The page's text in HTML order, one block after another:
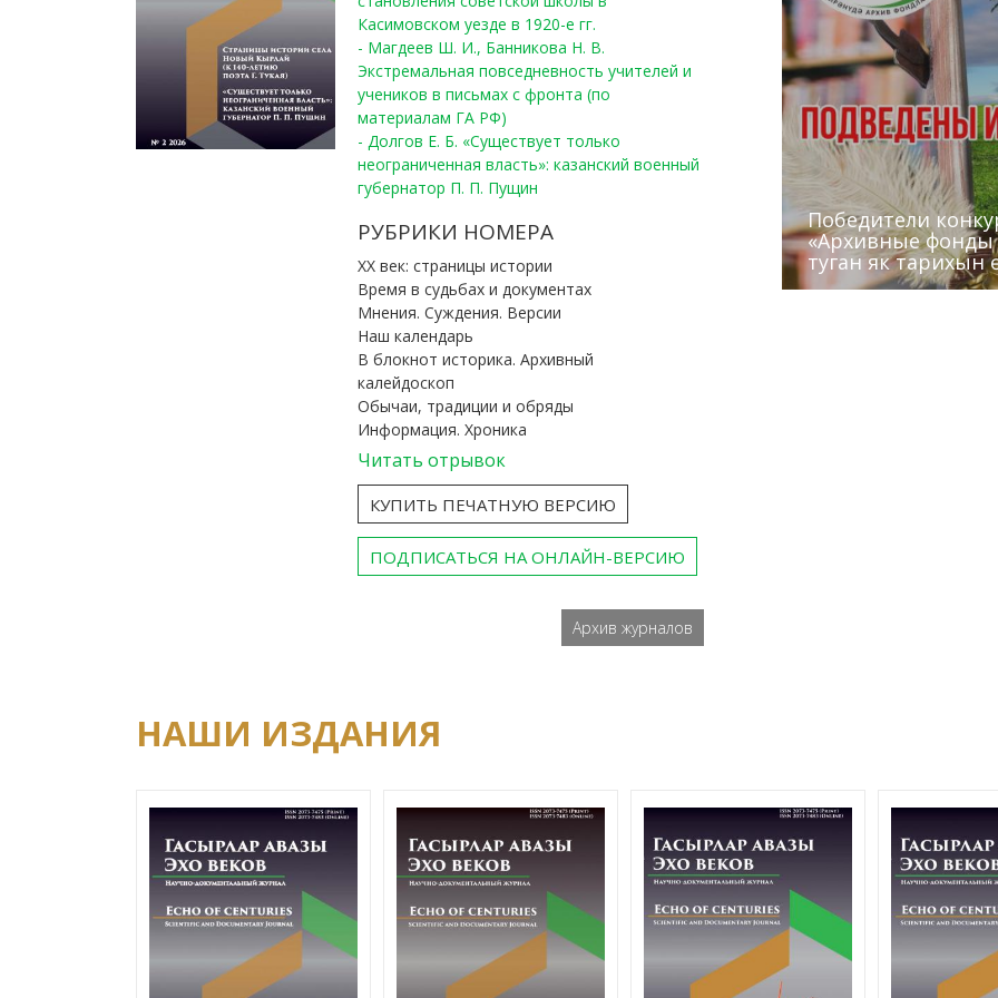
Касимовском уезде в 1920-е гг.
- Магдеев Ш. И., Банникова Н. В.
Экстремальная повседневность учителей и
учеников в письмах с фронта (по
материалам ГА РФ)
- Долгов Е. Б. «Существует только
неограниченная власть»: казанский военный
губернатор П. П. Пущин
РУБРИКИ НОМЕРА
ХХ век: страницы истории
Время в судьбах и документах
Мнения. Суждения. Версии
Наш календарь
В блокнот историка. Архивный
калейдоскоп
Обычаи, традиции и обряды
Информация. Хроника
Читать отрывок
КУПИТЬ ПЕЧАТНУЮ ВЕРСИЮ
ПОДПИСАТЬСЯ НА ОНЛАЙН-ВЕРСИЮ
Архив журналов
Победители
«Архивные фонды
туган як тарихын
Архивисты
Госархива
Сотрудники
Эхо веков»
(КХТИ)
«Мир архивов
НАШИ ИЗДАНИЯ